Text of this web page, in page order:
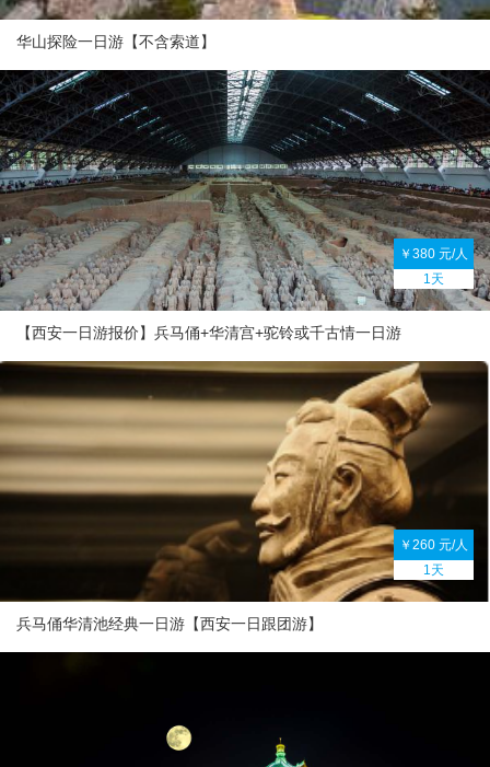
华山探险一日游【不含索道】
￥380 元/人
1天
【西安一日游报价】兵马俑+华清宫+驼铃或千古情一日游
￥260 元/人
1天
兵马俑华清池经典一日游【西安一日跟团游】